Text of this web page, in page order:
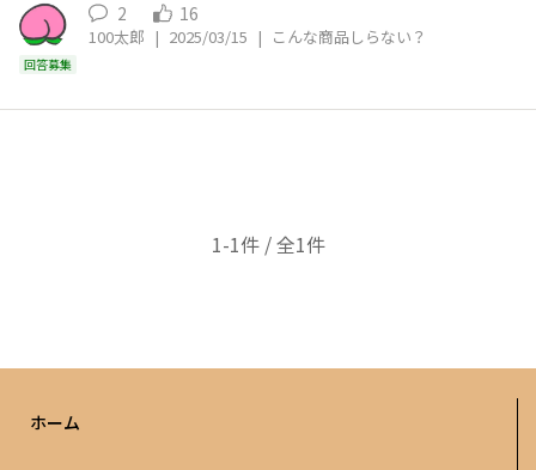
回答募集
2 16
100太郎 | 2025/03/15 | こんな商品しらない？
1-1件 / 全1件
ホーム